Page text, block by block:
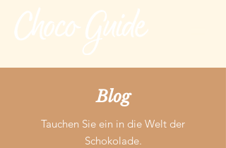
Blog
Tauchen Sie ein in die Welt der
Schokolade.